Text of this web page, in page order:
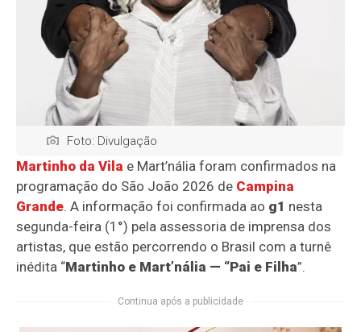
Foto: Divulgação
Martinho da Vila e Mart’nália foram confirmados na
programação do São João 2026 de Campina
Grande. A informação foi confirmada ao g1 nesta
segunda-feira (1°) pela assessoria de imprensa dos
artistas, que estão percorrendo o Brasil com a turnê
inédita “Martinho e Mart’nália — “Pai e Filha”.
Continua após a publicidade